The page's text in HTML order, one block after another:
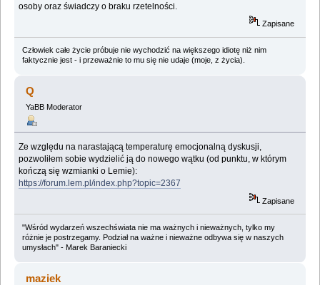
osoby oraz świadczy o braku rzetelności.
Zapisane
Człowiek całe życie próbuje nie wychodzić na większego idiotę niż nim
faktycznie jest - i przeważnie to mu się nie udaje (moje, z życia).
Q
YaBB Moderator
Ze względu na narastającą temperaturę emocjonalną dyskusji,
pozwoliłem sobie wydzielić ją do nowego wątku (od punktu, w którym
kończą się wzmianki o Lemie):
https://forum.lem.pl/index.php?topic=2367
Zapisane
"Wśród wydarzeń wszechświata nie ma ważnych i nieważnych, tylko my
różnie je postrzegamy. Podział na ważne i nieważne odbywa się w naszych
umysłach" - Marek Baraniecki
maziek